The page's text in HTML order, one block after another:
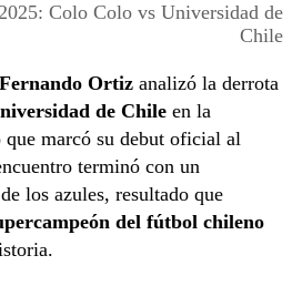
Colo Colo vs Universidad de
Chile
Fernando Ortiz analizó la derrota
de Chile en la
que marcó su debut oficial al
terminó con un
los azules, resultado que
del fútbol chileno